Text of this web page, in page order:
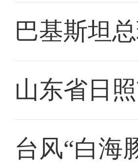
巴基斯坦
山东省日
台风“白海